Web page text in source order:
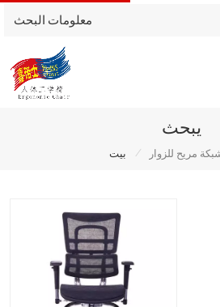
يبحث
بيت / مريح للزوار